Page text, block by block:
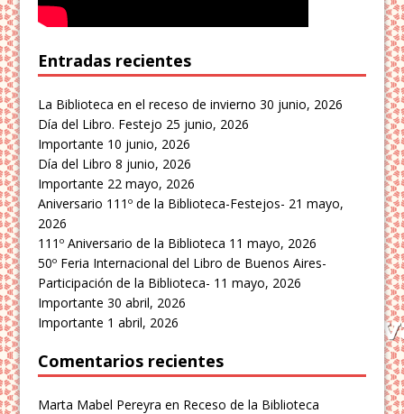
Entradas recientes
La Biblioteca en el receso de invierno 30 junio, 2026
Día del Libro. Festejo 25 junio, 2026
Importante 10 junio, 2026
Día del Libro 8 junio, 2026
Importante 22 mayo, 2026
Aniversario 111º de la Biblioteca-Festejos- 21 mayo,
2026
111º Aniversario de la Biblioteca 11 mayo, 2026
50º Feria Internacional del Libro de Buenos Aires-
Participación de la Biblioteca- 11 mayo, 2026
Importante 30 abril, 2026
Importante 1 abril, 2026
Comentarios recientes
Marta Mabel Pereyra en Receso de la Biblioteca